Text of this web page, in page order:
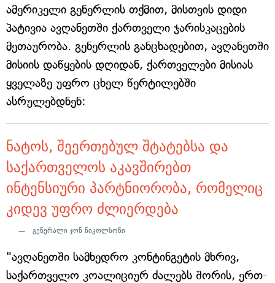
ამერიკელი გენერლის თქმით, მისთვის დიდი
პატივია ავღანეთში ქართველი ჯარისკაცების
მეთაურობა. გენერლის განცხადებით, ავღანეთში
მისიის დაწყების დღიდან, ქართველები მისიას
ყველაზე უფრო ცხელ წერტილებში
ასრულებდნენ:
ნატოს, შეერთებულ შტატებსა და
საქართველოს აკავშირებთ
ინტენსიური პარტნიორობა, რომელიც
კიდევ უფრო ძლიერდება
გენერალი ჯონ ნიკოლსონი
"ავღანეთში სამხედრო კონტინგეტის მხრივ,
საქართველო კოალიციურ ძალებს შორის, ერთ-